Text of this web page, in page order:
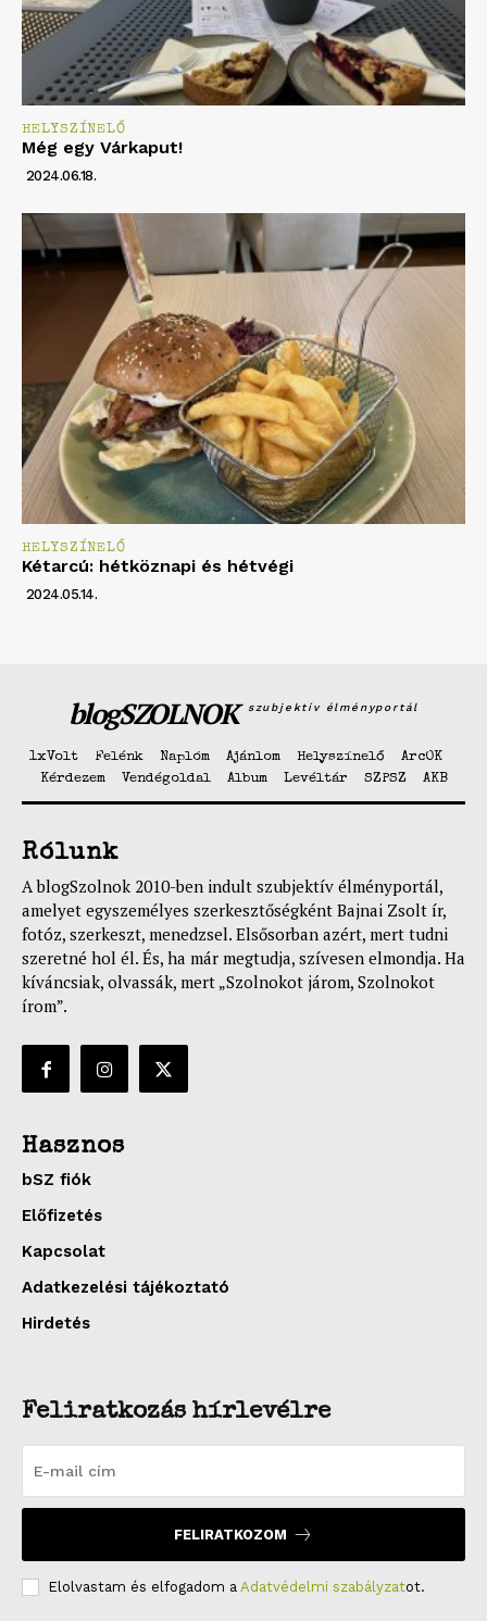
HELYSZÍNELŐ
Még egy Várkaput!
2024.06.18.
HELYSZÍNELŐ
Kétarcú: hétköznapi és hétvégi
2024.05.14.
blogSZOLNOK szubjektív élményportál
1xVolt Felénk Naplóm Ajánlom Helyszínelő
ArcOK
Kérdezem
Vendégoldal Album Levéltár SZPSZ AKB
Rólunk
A blogSzolnok 2010-ben indult szubjektív élményportál,
amelyet egyszemélyes szerkesztőségként Bajnai Zsolt ír,
fotóz, szerkeszt, menedzsel. Elsősorban azért, mert tudni
szeretné hol él. És, ha már megtudja, szívesen elmondja. Ha
kíváncsiak, olvassák, mert „Szolnokot járom, Szolnokot
írom”.
Hasznos
bSZ fiók
Előfizetés
Kapcsolat
Adatkezelési tájékoztató
Hirdetés
Feliratkozás hírlevélre
FELIRATKOZOM
Elolvastam és elfogadom a Adatvédelmi szabályzatot.